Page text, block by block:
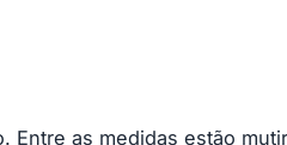
Entre as medidas estão